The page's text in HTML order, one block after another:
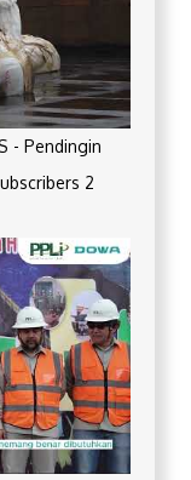
- Pendingin
2